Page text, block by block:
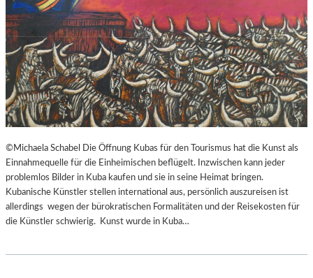
©Michaela Schabel Die Öffnung Kubas für den Tourismus hat die Kunst als
Einnahmequelle für die Einheimischen beflügelt. Inzwischen kann jeder
problemlos Bilder in Kuba kaufen und sie in seine Heimat bringen.
Kubanische Künstler stellen international aus, persönlich auszureisen ist
allerdings wegen der bürokratischen Formalitäten und der Reisekosten für
die Künstler schwierig. Kunst wurde in Kuba…